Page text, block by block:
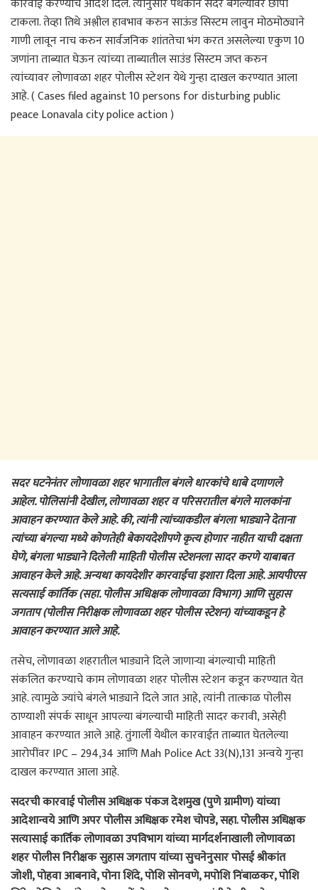
कारवाई करण्याचे आदेश दिले. त्यानुसार पथकाने सदर बंगल्यावर छापा
टाकला. तेव्हा तिथे अश्लील हावभाव करुन साऊंड सिस्टम लावुन मोठमोठ्याने
गाणी लावून नाच करुन सार्वजनिक शांततेचा भंग करत असलेल्या एकुण 10
जणांना ताब्यात घेऊन त्यांच्या ताब्यातील साउंड सिस्टम जप्त करुन
त्यांच्यावर लोणावळा शहर पोलीस स्टेशन येथे गुन्हा दाखल करण्यात आला
आहे. ( Cases filed against 10 persons for disturbing public
peace Lonavala city police action )
सदर घटनेनंतर लोणावळा शहर भागातील बंगले धारकांचे धाबे दणाणले
आहेल. पोलिसांनी देखील, लोणावळा शहर व परिसरातील बंगले मालकांना
आवाहन करण्यात केले आहे. की, त्यांनी त्यांच्याकडील बंगला भाड्याने देताना
त्यांच्या बंगल्या मध्ये कोणतेही बेकायदेशीपणे कृत्य होणार नाहीत याची दक्षता
घेणे, बंगला भाड्याने दिलेली माहिती पोलीस स्टेशनला सादर करणे याबाबत
आवाहन केले आहे. अन्यथा कायदेशीर कारवाईचा इशारा दिला आहे. आयपीएस
सत्यसाई कार्तिक (सहा. पोलीस अधिक्षक लोणावळा विभाग) आणि सुहास
जगताप (पोलीस निरीक्षक लोणावळा शहर पोलीस स्टेशन) यांच्याकडून हे
आवाहन करण्यात आले आहे.
तसेच, लोणावळा शहरातील भाड्याने दिले जाणाऱ्या बंगल्याची माहिती
संकलित करण्याचे काम लोणावळा शहर पोलीस स्टेशन कडून करण्यात येत
आहे. त्यामुळे ज्यांचे बंगले भाड्याने दिले जात आहे, त्यांनी तात्काळ पोलीस
ठाण्याशी संपर्क साधून आपल्या बंगल्याची माहिती सादर करावी, असेही
आवाहन करण्यात आले आहे. तुंगार्ली येथील कारवाईत ताब्यात घेतलेल्या
आरोपींवर IPC – 294,34 आणि Mah Police Act 33(N),131 अन्वये गुन्हा
दाखल करण्यात आला आहे.
सदरची कारवाई पोलीस अधिक्षक पंकज देशमुख (पुणे ग्रामीण) यांच्या
आदेशान्वये आणि अपर पोलीस अधिक्षक रमेश चोपडे, सहा. पोलीस अधिक्षक
सत्यासाई कार्तिक लोणावळा उपविभाग यांच्या मार्गदर्शनाखाली लोणावळा
शहर पोलीस निरीक्षक सुहास जगताप यांच्या सुचनेनुसार पोसई श्रीकांत
जोशी, पोहवा आबनावे, पोना शिंदे, पोशि सोनवणे, मपोशि निंबाळकर, पोशि